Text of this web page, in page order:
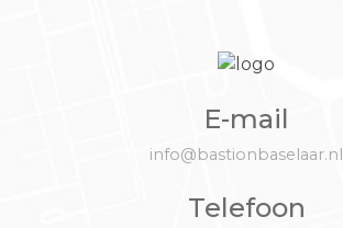
E-mail
info@bastionbaselaar.nl
Telefoon